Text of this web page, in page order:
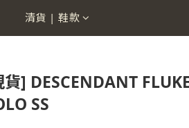
清貨 | 鞋款
] DESCENDANT
SS